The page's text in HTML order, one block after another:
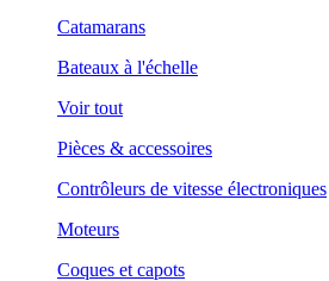
Catamarans
Bateaux à l'échelle
Voir tout
Pièces & accessoires
Contrôleurs de vitesse électroniques
Moteurs
Coques et capots